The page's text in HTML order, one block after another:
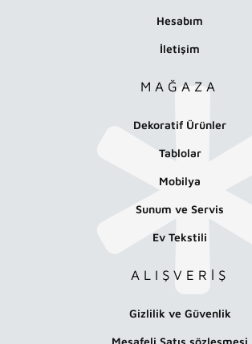
Hesabım
İletişim
MAĞAZA
Dekoratif Ürünler
Tablolar
Mobilya
Sunum ve Servis
Ev Tekstili
ALIŞVERİŞ
Gizlilik ve Güvenlik
Mesafeli Satış sözleşmesi